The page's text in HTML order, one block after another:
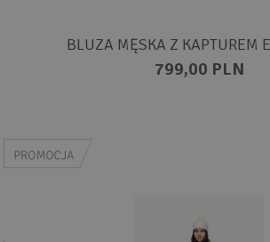
BLUZA MĘSKA Z KAPTUREM
799,00 PLN